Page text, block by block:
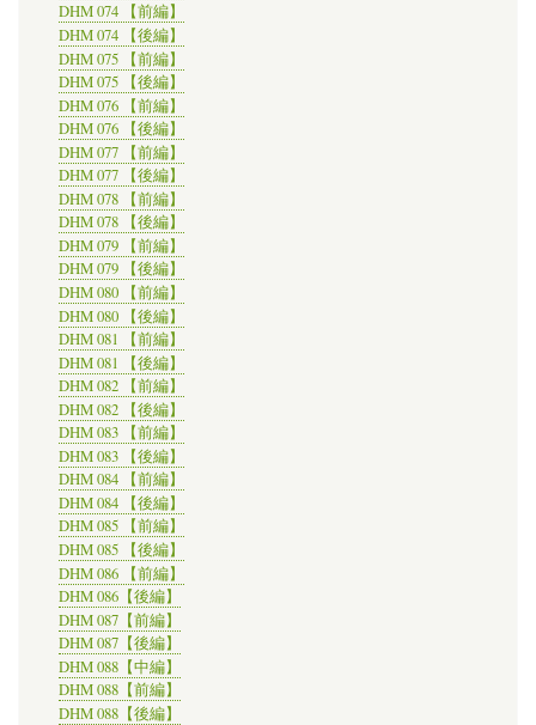
DHM 074 【前編】
DHM 074 【後編】
DHM 075 【前編】
DHM 075 【後編】
DHM 076 【前編】
DHM 076 【後編】
DHM 077 【前編】
DHM 077 【後編】
DHM 078 【前編】
DHM 078 【後編】
DHM 079 【前編】
DHM 079 【後編】
DHM 080 【前編】
DHM 080 【後編】
DHM 081 【前編】
DHM 081 【後編】
DHM 082 【前編】
DHM 082 【後編】
DHM 083 【前編】
DHM 083 【後編】
DHM 084 【前編】
DHM 084 【後編】
DHM 085 【前編】
DHM 085 【後編】
DHM 086 【前編】
DHM 086【後編】
DHM 087【前編】
DHM 087【後編】
DHM 088【中編】
DHM 088【前編】
DHM 088【後編】